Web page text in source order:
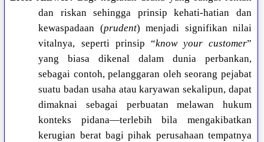
dan riskan sehingga prinsip kehati-hatian dan
kewaspadaan (prudent) menjadi signifikan nilai
vitalnya, seperti prinsip “know your customer”
yang biasa dikenal dalam dunia perbankan,
sebagai contoh, pelanggaran oleh seorang pejabat
suatu badan usaha atau karyawan sekalipun, dapat
dimaknai sebagai perbuatan melawan hukum
konteks pidana—terlebih bila mengakibatkan
kerugian berat bagi pihak perusahaan tempatnya